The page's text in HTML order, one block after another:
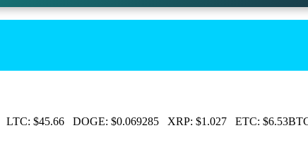
$45.66DOGE:$0.069285XRP:$1.027ETC:$6.53BTC: